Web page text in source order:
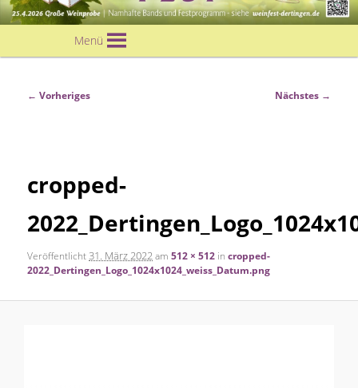
primären
springen
Menü
Bilder-
← Vorheriges Nächstes →
cropped-
Veröffentlicht31. März 2022am512 × 512 incropped-
2022_Dertingen_Logo_1024x1024_weiss_Datum.png